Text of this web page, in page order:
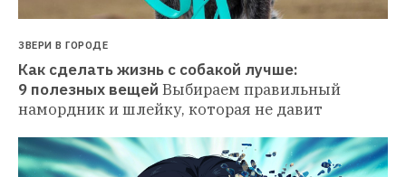
ЗВЕРИ В ГОРОДЕ
Как сделать жизнь с собакой лучше:
9 полезных вещей Выбираем правильный
намордник и шлейку, которая не давит